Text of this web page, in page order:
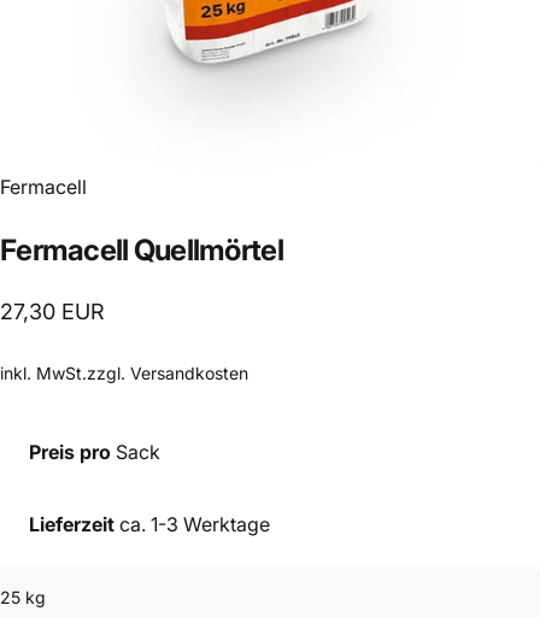
Anbieter:
Fermacell
Fermacell Quellmörtel
27,30 EUR
inkl. MwSt.zzgl. Versandkosten
Preis pro Sack
Lieferzeit ca. 1-3 Werktage